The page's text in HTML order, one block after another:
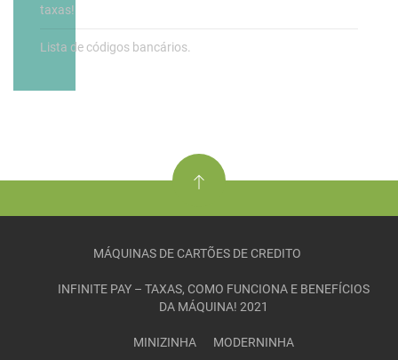
taxas!
Lista de códigos bancários.
MÁQUINAS DE CARTÕES DE CREDITO
INFINITE PAY – TAXAS, COMO FUNCIONA E BENEFÍCIOS
DA MÁQUINA! 2021
MINIZINHA MODERNINHA